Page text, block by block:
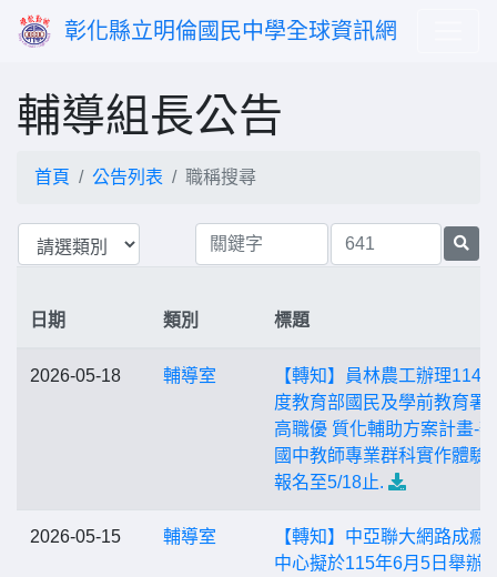
彰化縣立明倫國民中學全球資訊網
輔導組長公告
首頁 公告列表 職稱搜尋
日期 類別 標題
2026-05-18 輔導室
【轉知】員林農工辦理114
度教育部國民及學前教育署
高職優 質化輔助方案計畫-
國中教師專業群科實作體驗
報名至5/18止.
2026-05-15 輔導室
【轉知】中亞聯大網路成癮
中心擬於115年6月5日舉辦